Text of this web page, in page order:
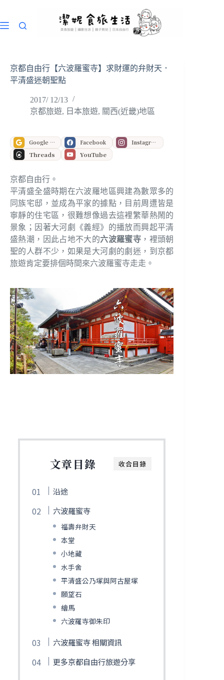
主
京都自由行【六波羅蜜寺】求財運的弁財天．
平清盛迷朝聖點
2017/ 12/13
京都旅遊, 日本旅遊, 關西(近畿)地區
Google 偏好來源 Facebook Instagram
Threads YouTube
京都自由行。
平清盛全盛時期在六波羅地區興建為數眾多的
同族宅邸，並成為平家的據點，目前周遭皆是
寧靜的住宅區，很難想像過去這裡繁華熱鬧的
景象；因著大河劇《義經》的播放而興起平清
盛熱潮，因此占地不大的六波羅蜜寺 ，裡頭朝
聖的人群不少，如果是大河劇的劇迷，到京都
旅遊肯定要排個時間來六波羅蜜寺走走。
收合目錄
文章目錄
沿途
六波羅蜜寺
福壽弁財天
本堂
小地藏
水手舍
平清盛公乃塚與阿古屋塚
願望石
繪馬
六波羅寺御朱印
六波羅蜜寺 相關資訊
更多京都自由行旅遊分享